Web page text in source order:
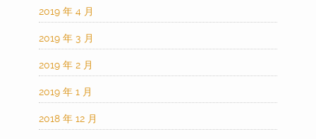
2019 年 4 月
2019 年 3 月
2019 年 2 月
2019 年 1 月
2018 年 12 月